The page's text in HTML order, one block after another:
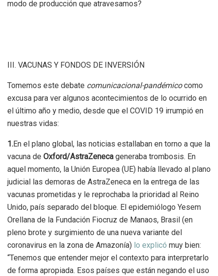
modo de producción que atravesamos?
III. VACUNAS Y FONDOS DE INVERSIÓN
Tomemos este debate comunicacional-pandémicocomo
excusa para ver algunos acontecimientos de lo ocurrido en
el último año y medio, desde que el COVID 19 irrumpió en
nuestras vidas:
1.En el plano global, las noticias estallaban en torno a que la
vacuna de Oxford/AstraZeneca generaba trombosis. En
aquel momento, la Unión Europea (UE) había llevado al plano
judicial las demoras de AstraZeneca en la entrega de las
vacunas prometidas y le reprochaba la prioridad al Reino
Unido, país separado del bloque. El epidemiólogo Yesem
Orellana de la Fundación Fiocruz de Manaos, Brasil (en
pleno brote y surgimiento de una nueva variante del
coronavirus en la zona de Amazonía) lo explicó muy bien:
“Tenemos que entender mejor el contexto para interpretarlo
de forma apropiada. Esos países que están negando el uso